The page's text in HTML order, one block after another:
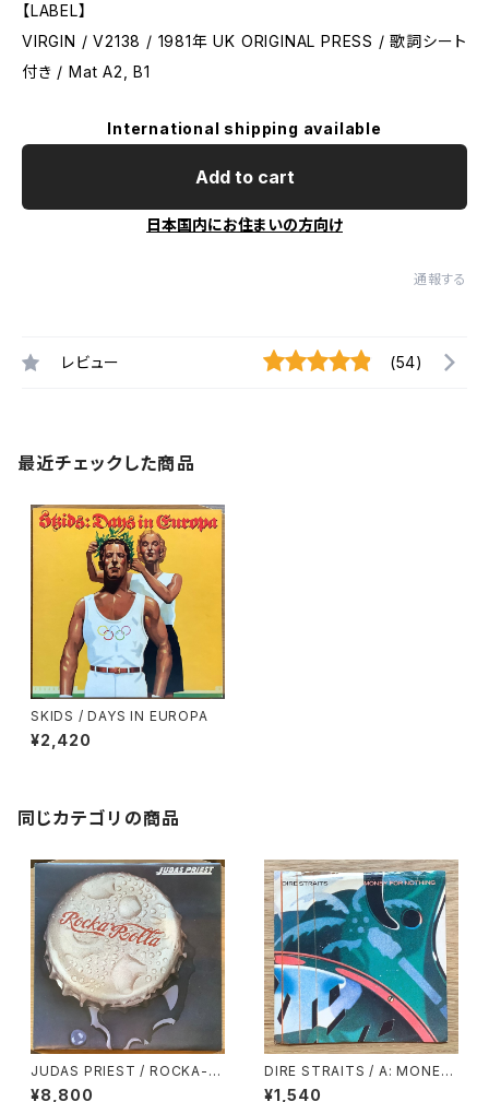
【LABEL】
VIRGIN / V2138 / 1981年 UK ORIGINAL PRESS / 歌詞シート
付き / Mat A2, B1
International shipping available
Add to cart
日本国内にお住まいの方向け
通報する
レビュー (54)
最近チェックした商品
SKIDS / DAYS IN EUROPA
¥2,420
同じカテゴリの商品
JUDAS PRIEST / ROCKA-R
OLLA
¥8,800
DIRE STRAITS / A: MONEY
FOR NOTHING / B: LOVE O
¥1,540